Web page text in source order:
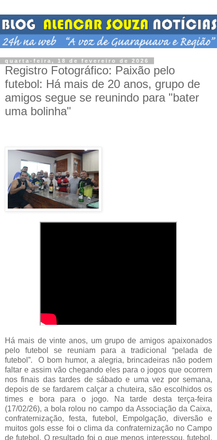
quarta-feira, 18 de fevereiro de 2026
Registro Fotográfico: Paixão pelo
futebol: Há mais de 20 anos, grupo de
amigos segue se reunindo para "bater
uma bolinha"
Há mais de vinte anos, um grupo de amigos apaixonados
pelo futebol se reuniam para a tradicional “pelada de
futebol”. O bom humor, a alegria, brincadeiras não podem
faltar e assim vão chegando eles para o jogos que ocorrem
nos finais das tardes de sábado e uma vez por semana,
depois de se fardarem calçar a chuteira, são escolhidos os
times e bora para o jogo. Na tarde desta terça-feira
(17/02/26), a bola rolou no campo da Associação da Caixa,
confraternização, festa, futebol, Empolgação, diversão e
muitos gols esse foi o clima da confraternização no Campo
de futebol. O resultado foi o que menos interessou, futebol,